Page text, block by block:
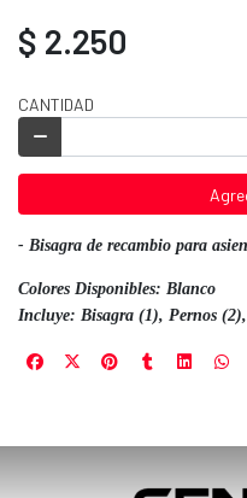
$ 2.250
CANTIDAD
- Bisagra de recambio para
Colores Disponibles: Blanco
Incluye: Bisagra (1), Pernos